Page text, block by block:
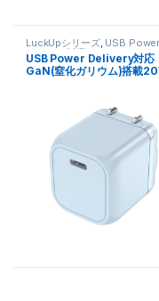
LuckUpシリーズ, USB Power
Delivery 対応,スマートフォン
ブレット関連, 充電器
USB Power Delivery対応
GaN(窒化ガリウム)搭載